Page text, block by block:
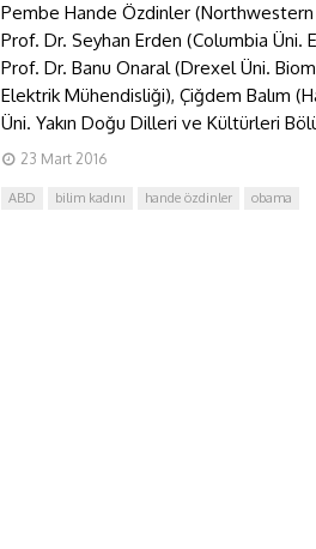
Pembe Hande Özdinler (Northwestern
Prof. Dr. Seyhan Erden (Columbia Üni.
Prof. Dr. Banu Onaral (Drexel Üni.
Elektrik Mühendisliği), Çiğdem Balım
Üni. Yakın Doğu Dilleri ve Kültürleri
23 Mart 2016
ABD bilim kadını hande özdinler obama